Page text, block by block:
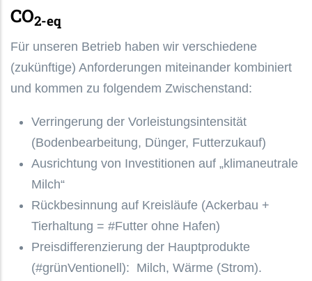
CO2-eq
Für unseren Betrieb haben wir verschiedene
(zukünftige) Anforderungen miteinander kombiniert
und kommen zu folgendem Zwischenstand:
Verringerung der Vorleistungsintensität
(Bodenbearbeitung, Dünger, Futterzukauf)
Ausrichtung von Investitionen auf „klimaneutrale
Milch“
Rückbesinnung auf Kreisläufe (Ackerbau +
Tierhaltung = #Futter ohne Hafen)
Preisdifferenzierung der Hauptprodukte
(#grünVentionell): Milch, Wärme (Strom).